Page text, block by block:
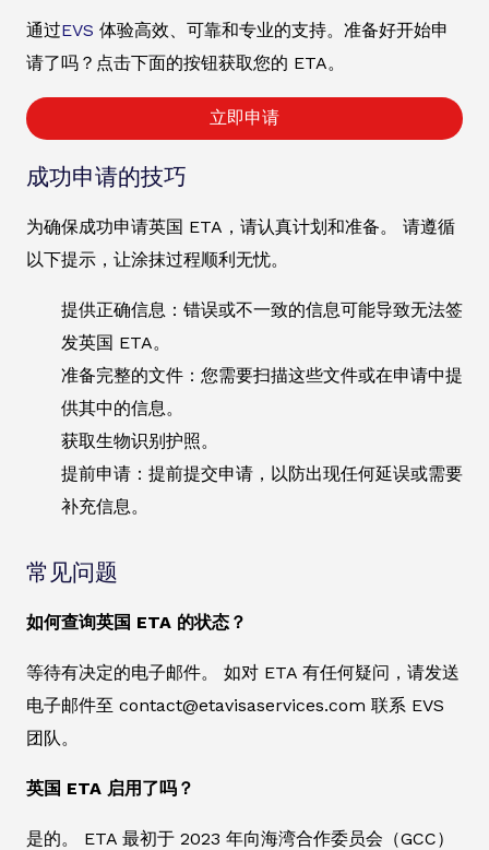
通过EVS 体验高效、可靠和专业的支持。准备好开始申
请了吗？点击下面的按钮获取您的 ETA。
立即申请
成功申请的技巧
为确保成功申请英国 ETA，请认真计划和准备。 请遵循
以下提示，让涂抹过程顺利无忧。
提供正确信息：错误或不一致的信息可能导致无法签
发英国 ETA。
准备完整的文件：您需要扫描这些文件或在申请中提
供其中的信息。
获取生物识别护照。
提前申请：提前提交申请，以防出现任何延误或需要
补充信息。
常见问题
如何查询英国 ETA 的状态？
等待有决定的电子邮件。 如对 ETA 有任何疑问，请发送
电子邮件至 contact@etavisaservices.com 联系 EVS
团队。
英国 ETA 启用了吗？
是的。 ETA 最初于 2023 年向海湾合作委员会（GCC）